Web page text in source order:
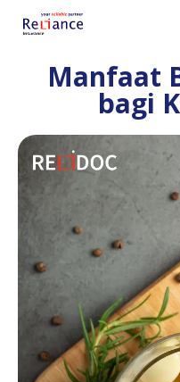
Manfaat
bagi